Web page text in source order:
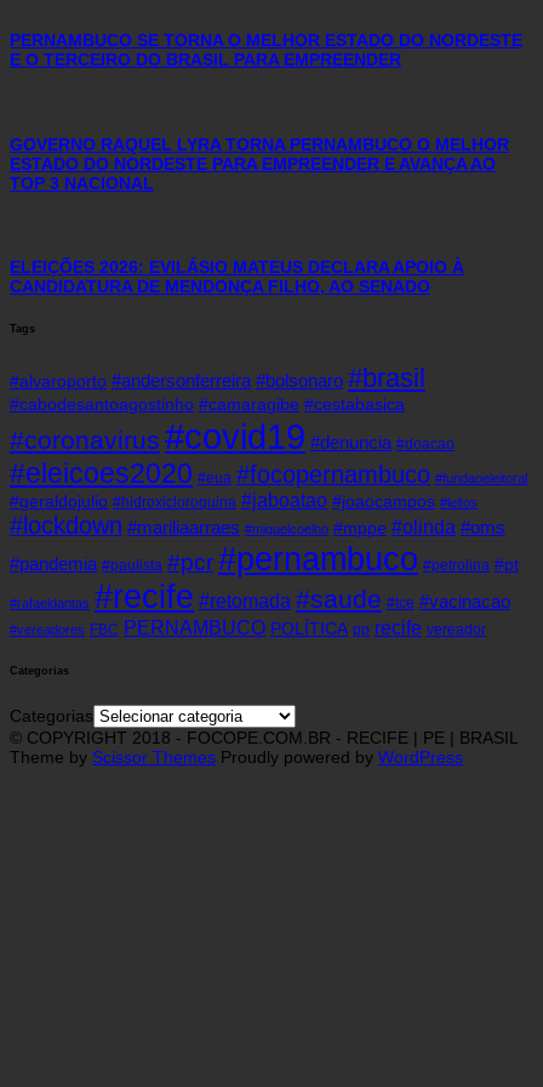
PERNAMBUCO SE TORNA O MELHOR ESTADO DO NORDESTE
E O TERCEIRO DO BRASIL PARA EMPREENDER
GOVERNO RAQUEL LYRA TORNA PERNAMBUCO O MELHOR
ESTADO DO NORDESTE PARA EMPREENDER E AVANÇA AO
TOP 3 NACIONAL
ELEIÇÕES 2026: EVILÁSIO MATEUS DECLARA APOIO À
CANDIDATURA DE MENDONÇA FILHO, AO SENADO
Tags
#alvaroporto #andersonferreira #bolsonaro #brasil
#cabodesantoagostinho #camaragibe #cestabasica
#coronavirus #covid19 #denuncia #doacao
#eleicoes2020 #eua #focopernambuco #fundaoeleitoral
#geraldojulio #hidroxicloroquina #jaboatao #joaocampos #leitos
#lockdown #mariliaarraes #miguelcoelho #mppe #olinda #oms
#pandemia #paulista #pcr#pernambuco #petrolina #pt
#rafaeldantas #recife #retomada #saude #tce #vacinacao
#vereadores FBC PERNAMBUCO POLÍTICA pp recife vereador
Categorias
Categorias
© COPYRIGHT 2018 - FOCOPE.COM.BR - RECIFE | PE | BRASIL
Theme by Scissor Themes Proudly powered by WordPress